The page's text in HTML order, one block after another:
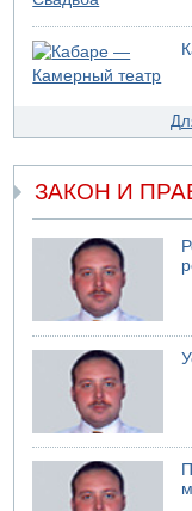
05.08.2026 13:32
В России горят
05.08.2026 10:19
Хуситы сообщают
05.08.2026 10:16
Левые активисты
ЗАКОН И